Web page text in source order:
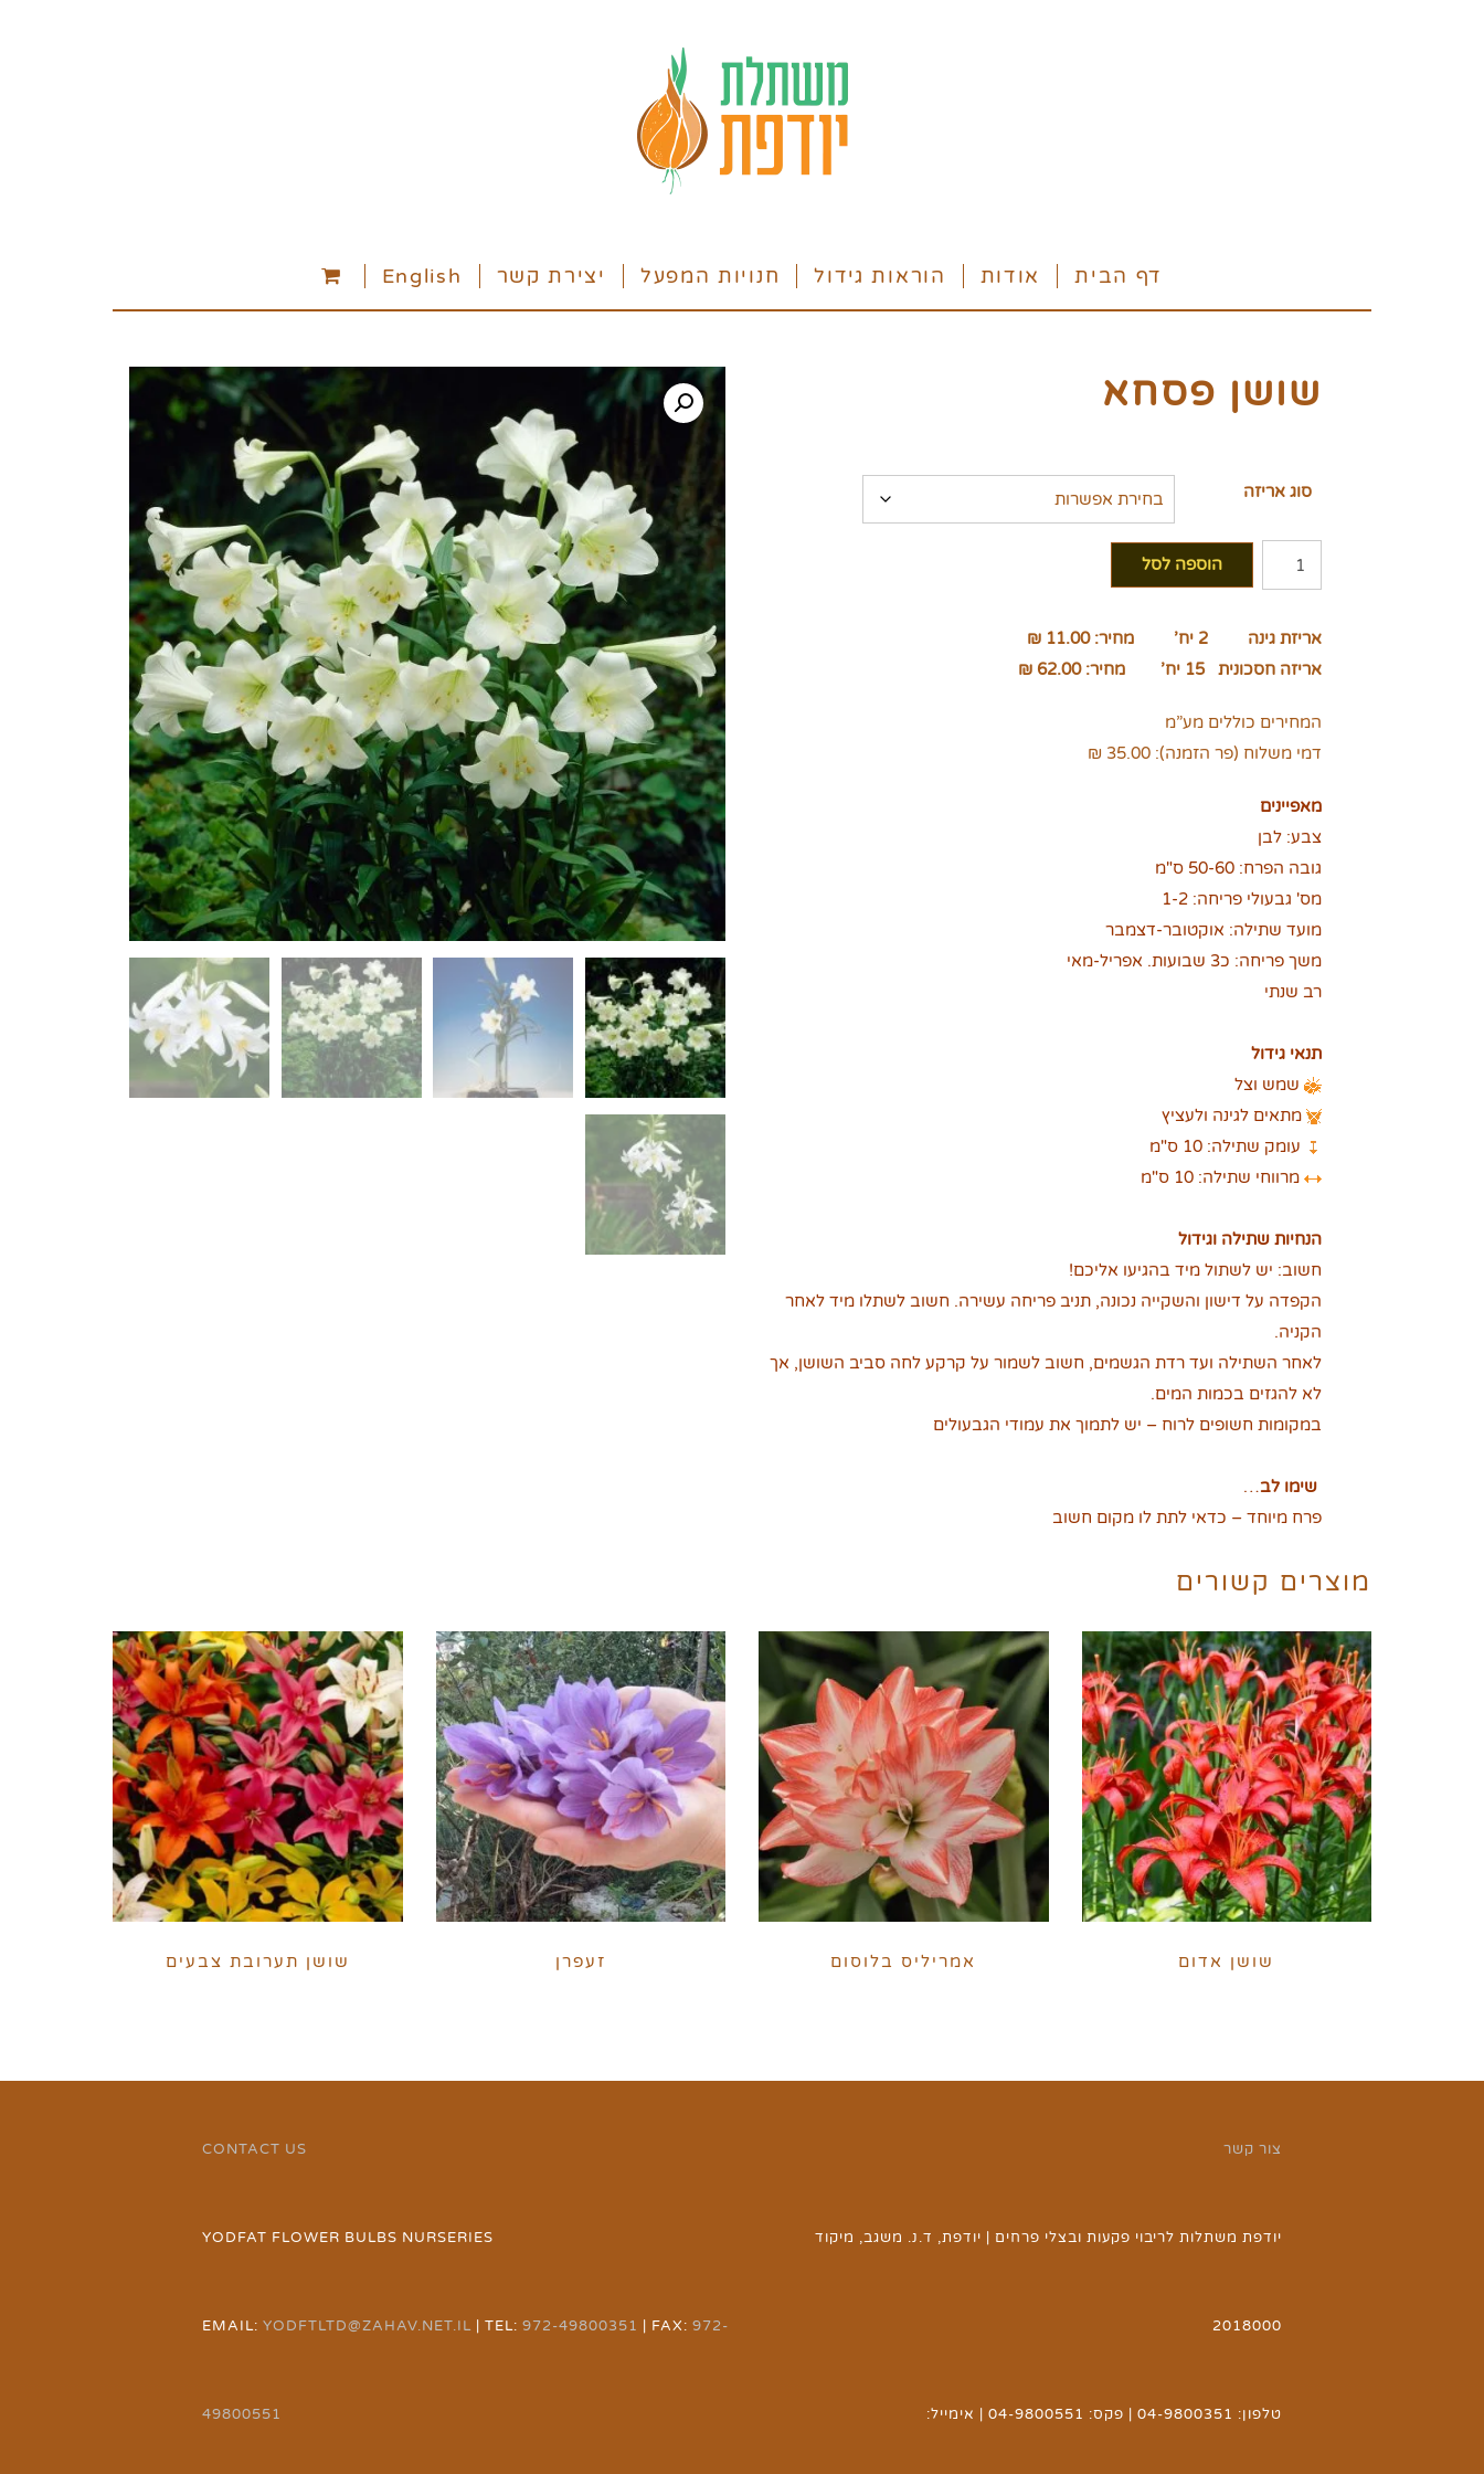
דף הבית אודות הוראות גידול חנויות המפעל יצירת קשר English
שושן פסחא
סוג אריזה
כמות
של
פסחא
הוספה לסל
אריזת גינה 2 יח’ מחיר: 11.00 ₪
אריזה חסכונית 15 יח’ מחיר: 62.00 ₪
המחירים כוללים מע”מ
דמי משלוח (פר הזמנה): 35.00 ₪
מאפיינים
צבע: לבן
גובה הפרח: 50-60 ס"מ
מס' גבעולי פריחה: 1-2
מועד שתילה: אוקטובר-דצמבר
משך פריחה: כ3 שבועות. אפריל-מאי
רב שנתי
תנאי גידול
שמש וצל
מתאים לגינה ולעציץ
עומק שתילה: 10 ס"מ
מרווחי שתילה: 10 ס"מ
הנחיות שתילה וגידול
חשוב: יש לשתול מיד בהגיעו אליכם!
הקפדה על דישון והשקייה נכונה, תניב פריחה עשירה. חשוב לשתלו מיד לאחר
הקניה.
לאחר השתילה ועד רדת הגשמים, חשוב לשמור על קרקע לחה סביב השושן, אך
לא להגזים בכמות המים.
במקומות חשופים לרוח – יש לתמוך את עמודי הגבעולים
שימו לב…
פרח מיוחד – כדאי לתת לו מקום חשוב
מוצרים קשורים
שושן אדום אמריליס בלוסום זעפרן שושן תערובת צבעים
CONTACT US
YODFAT FLOWER BULBS NURSERIES
EMAIL: YODFTLTD@ZAHAV.NET.IL | TEL: 972-49800351 | FAX: 972-
49800551
צור קשר
יודפת משתלות לריבוי פקעות ובצלי פרחים | יודפת, ד.נ. משגב, מיקוד
2018000
טלפון: 04-9800351 | פקס: 04-9800551 | אימייל: